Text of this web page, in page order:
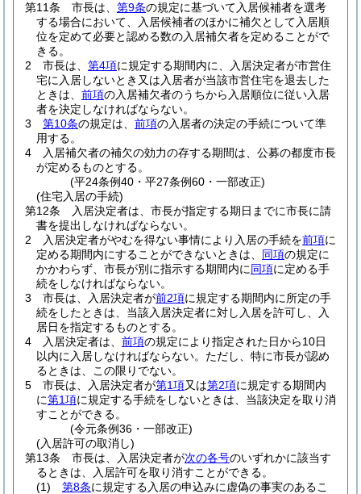
第11条
市長は、 第9条の規定に基づいて入居候補者を選考
する場合において、入居候補者のほかに補欠として入居順
位を定めて必要と認める数の入居補欠者を定めることがで
きる。
2
市長は、 第4項に規定する期間内に、入居決定者が市営住
宅に入居しないとき又は入居者が当該市営住宅を退去した
ときは、 前項の入居補欠者のうちから入居順位に従い入居
者を決定しなければならない。
3
第10条の規定は、 前項の入居者の決定の手続について準
用する。
4
入居補欠者の補欠の効力の存する期間は、公募の都度市長
が定めるものとする。
(平24条例40・平27条例60・一部改正)
(住宅入居の手続)
第12条
入居決定者は、市長が指定する期日までに市長に請
書を提出しなければならない。
2
入居決定者がやむを得ない事情により入居の手続を前項に
定める期間内にすることができないときは、 同項の規定に
かかわらず、市長が別に指示する期間内に同項に定める手
続をしなければならない。
3
市長は、入居決定者が前2項に規定する期間内に所定の手
続をしたときは、当該入居決定者に対し入居を許可し、入
居日を指定するものとする。
4
入居決定者は、 前項の規定により指定された日から10日
以内に入居しなければならない。 ただし、特に市長が認め
るときは、この限りでない。
5
市長は、入居決定者が第1項又は第2項に規定する期間内
に第1項に規定する手続をしないときは、当該決定を取り消
すことができる。
(令元条例36・一部改正)
(入居許可の取消し)
第13条
市長は、入居決定者が次の各号のいずれかに該当す
るときは、入居許可を取り消すことができる。
(1)
第8条に規定する入居の申込みに虚偽の事実のあるこ